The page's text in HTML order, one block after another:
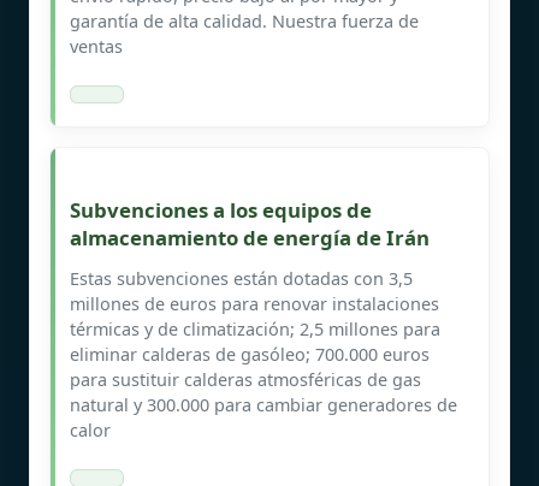
garantía de alta calidad. Nuestra fuerza de
ventas
Subvenciones a los equipos de
almacenamiento de energía de Irán
Estas subvenciones están dotadas con 3,5
millones de euros para renovar instalaciones
térmicas y de climatización; 2,5 millones para
eliminar calderas de gasóleo; 700.000 euros
para sustituir calderas atmosféricas de gas
natural y 300.000 para cambiar generadores de
calor